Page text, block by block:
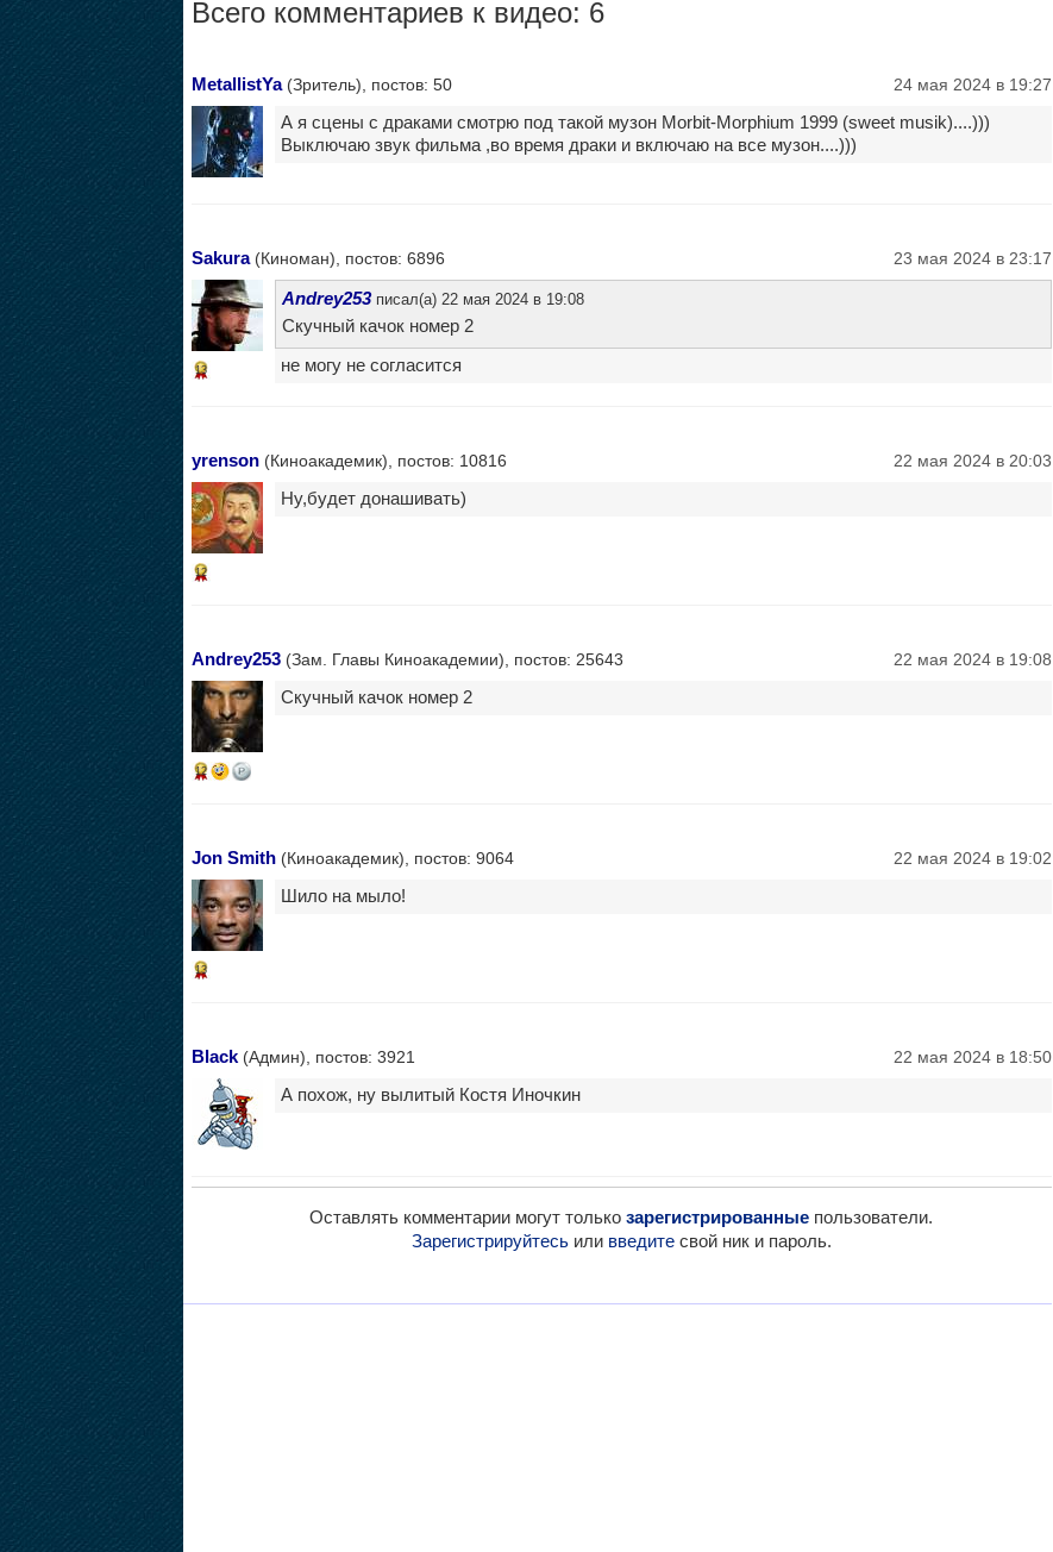
Всего комментариев к видео: 6
MetallistYa(Зритель), постов: 50
24 мая 2024 в 19:27
А я сцены с драками смотрю под такой музон Morbit-Morphium 1999 (sweet musik)....)))
Выключаю звук фильма ,во время драки и включаю на все музон....)))
Sakura(Киноман), постов: 6896 23 мая 2024 в 23:17
13
Andrey253писал(а) 22 мая 2024 в 19:08
Скучный качок номер 2
не могу не согласится
yrenson(Киноакадемик), постов: 10816 22 мая 2024 в 20:03
12
Ну,будет донашивать)
Andrey253(Зам. Главы Киноакадемии), постов: 25643 22 мая 2024 в 19:08
12
Скучный качок номер 2
Jon Smith(Киноакадемик), постов: 9064 22 мая 2024 в 19:02
13
Шило на мыло!
Black(Админ), постов: 3921
22 мая 2024 в 18:50
А похож, ну вылитый Костя Иночкин
Оставлять комментарии могут только зарегистрированные пользователи.
Зарегистрируйтесьили введитесвой ник и пароль.